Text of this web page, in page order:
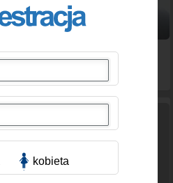
Rafai12345, Mężczyzna,
46 lat
kobieta